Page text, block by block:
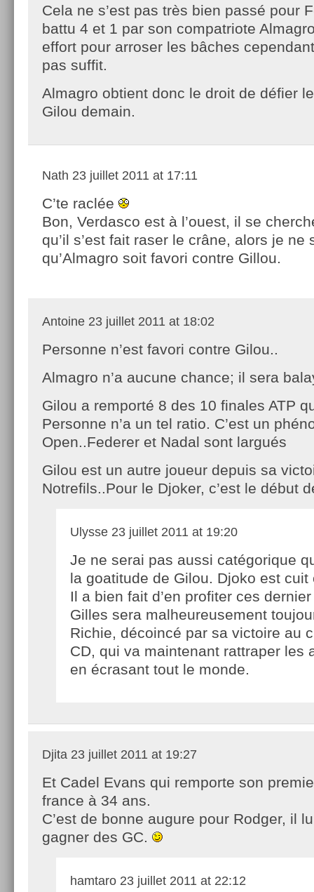
Cela ne s’est pas très bien passé pour
battu 4 et 1 par son compatriote
effort pour arroser les bâches
pas suffit.
Almagro obtient donc le droit de défier
Gilou demain.
Nath 23 juillet 2011 at 17:11
C’te raclée
Bon, Verdasco est à l’ouest, il se
qu’il s’est fait raser le crâne, alors je ne
qu’Almagro soit favori contre Gillou.
Antoine 23 juillet 2011 at 18:02
Personne n’est favori contre Gilou..
Almagro n’a aucune chance; il sera
Gilou a remporté 8 des 10 finales ATP
Personne n’a un tel ratio. C’est un
Open..Federer et Nadal sont largués
Gilou est un autre joueur depuis sa
Notrefils..Pour le Djoker, c’est le début
Ulysse 23 juillet 2011 at 19:20
Je ne serai pas aussi catégorique
la goatitude de Gilou. Djoko est cuit
Il a bien fait d’en profiter ces
Gilles sera malheureusement
Richie, décoincé par sa victoire au
CD, qui va maintenant rattraper les
en écrasant tout le monde.
Djita 23 juillet 2011 at 19:27
Et Cadel Evans qui remporte son
france à 34 ans.
C’est de bonne augure pour Rodger, il
gagner des GC.
hamtaro 23 juillet 2011 at 22:12